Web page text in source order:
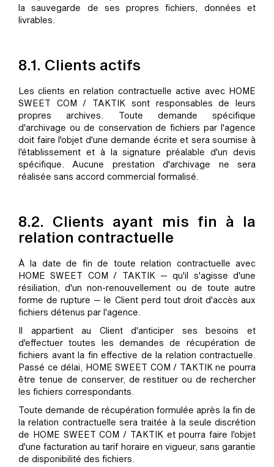
la sauvegarde de ses propres fichiers, données et
livrables.
8.1. Clients actifs
Les clients en relation contractuelle active avec HOME
SWEET COM / TAKTIK sont responsables de leurs
propres archives. Toute demande spécifique
d'archivage ou de conservation de fichiers par l'agence
doit faire l'objet d'une demande écrite et sera soumise à
l'établissement et à la signature préalable d'un devis
spécifique. Aucune prestation d'archivage ne sera
réalisée sans accord commercial formalisé.
8.2. Clients ayant mis fin à la
relation contractuelle
À la date de fin de toute relation contractuelle avec
HOME SWEET COM / TAKTIK — qu'il s'agisse d'une
résiliation, d'un non-renouvellement ou de toute autre
forme de rupture — le Client perd tout droit d'accès aux
fichiers détenus par l'agence.
Il appartient au Client d'anticiper ses besoins et
d'effectuer toutes les demandes de récupération de
fichiers avant la fin effective de la relation contractuelle.
Passé ce délai, HOME SWEET COM / TAKTIK ne pourra
être tenue de conserver, de restituer ou de rechercher
les fichiers correspondants.
Toute demande de récupération formulée après la fin de
la relation contractuelle sera traitée à la seule discrétion
de HOME SWEET COM / TAKTIK et pourra faire l'objet
d'une facturation au tarif horaire en vigueur, sans garantie
de disponibilité des fichiers.